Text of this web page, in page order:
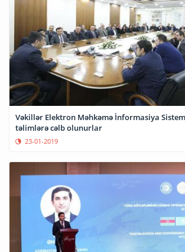
Vəkillər Elektron Məhkəmə İnformasiya
təlimlərə cəlb olunurlar
23-01-2019